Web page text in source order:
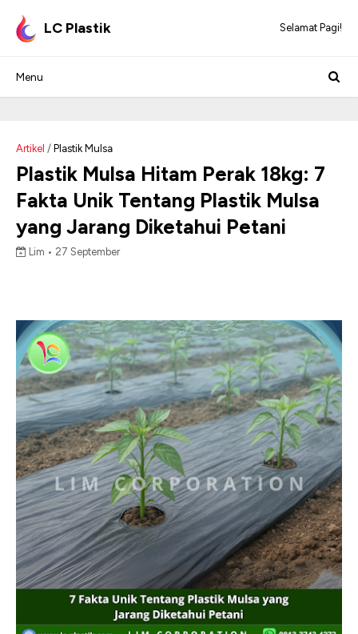
LC Plastik Selamat Pagi!
Artikel / Plastik Mulsa
Plastik Mulsa Hitam Perak 18kg: 7
Fakta Unik Tentang Plastik Mulsa
yang Jarang Diketahui Petani
Lim • 27 September